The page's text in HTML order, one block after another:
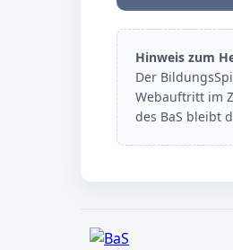
Hinweis zum
Der
Webauftritt im
des BaS bleibt